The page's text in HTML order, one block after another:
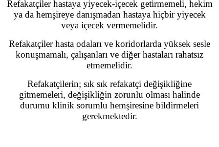
Refakatçiler hastaya yiyecek-içecek getirmemeli, hekim
ya da hemşireye danışmadan hastaya hiçbir yiyecek
veya içecek vermemelidir.
Refakatçiler hasta odaları ve koridorlarda yüksek sesle
konuşmamalı, çalışanları ve diğer hastaları rahatsız
etmemelidir.
Refakatçilerin; sık sık refakatçi değişikliğine
gitmemeleri, değişikliğin zorunlu olması halinde
durumu klinik sorumlu hemşiresine bildirmeleri
gerekmektedir.